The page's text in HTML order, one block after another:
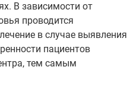
В зависимости от
проводится
в случае выявления
пациентов
тем самым